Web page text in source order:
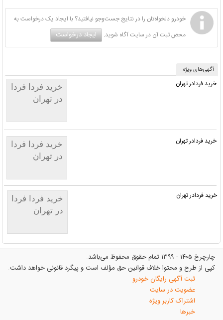
خودرو دلخواه‌تان را در نتایج جست‌وجو نیافتید؟ با ایجاد یک درخواست به
محض ثبت آن در سایت آگاه شوید.
ایجاد درخواست
آگهی‌های ویژه
خرید فردا فردا
در تهران
خرید فردادر تهران
خرید فردا فردا
در تهران
خرید فردادر تهران
خرید فردا فردا
در تهران
خرید فردادر تهران
چارچرخ ۱۴۰۵ - ۱۳۹۹ تمام حقوق محفوظ می‌باشد.
کپی از طرح و محتوا خلاف قوانین حق مؤلف است و پیگرد قانونی خواهد داشت.
ثبت آگهی رایگان خودرو
عضویت در سایت
اشتراک کاربر ویژه
خبرها